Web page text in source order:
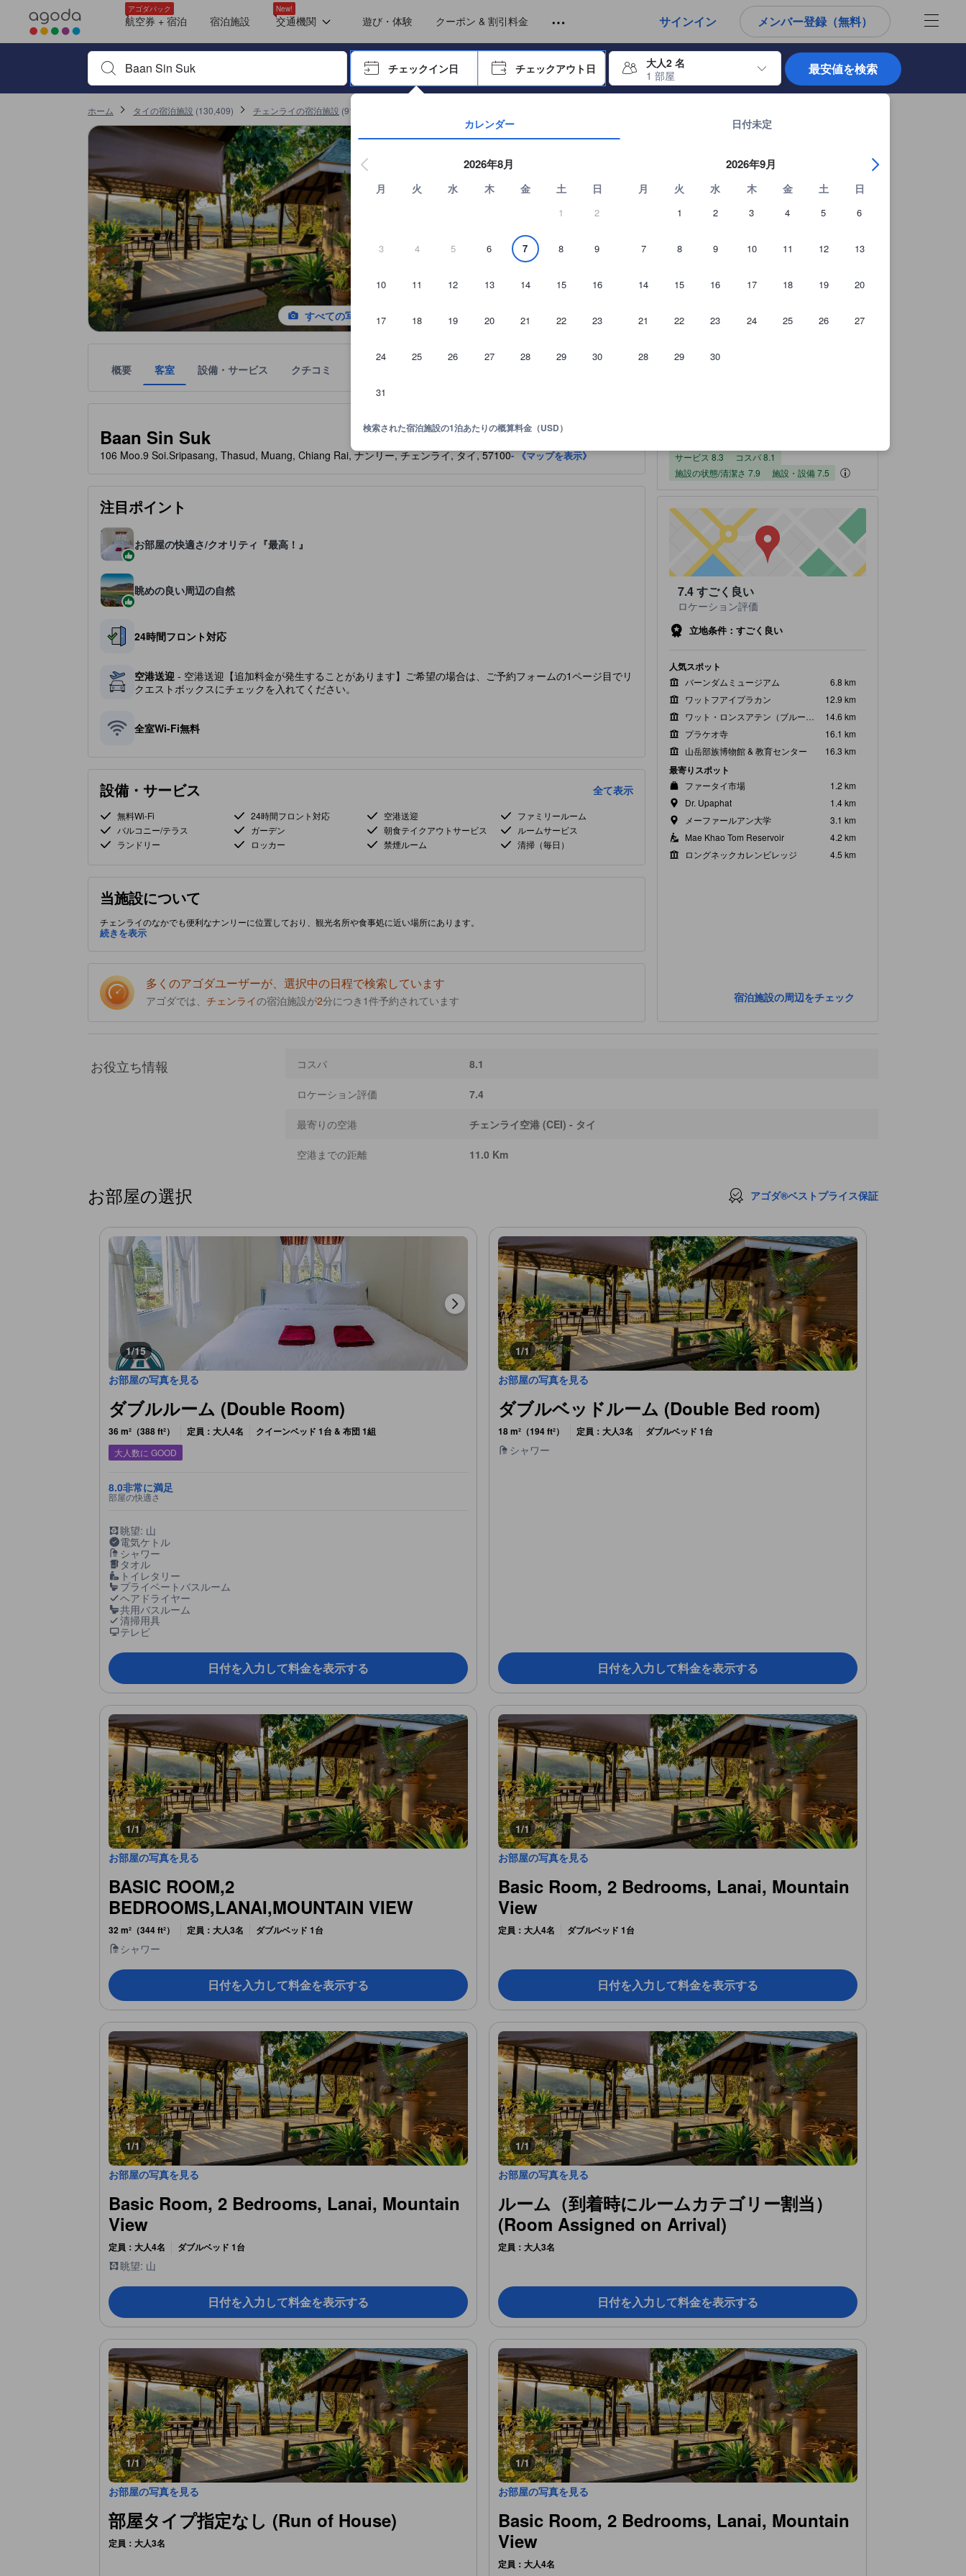
アゴダパック
航空券 + 宿泊 宿泊施設
New!
交通機関 遊び・体験 クーポン & 割引料金 サインイン メンバー登録（無料）
宿泊施設名やキーワードを入力し、矢印キーやタブキーで進み、エンターキーを押して内容を確定して、検索します。
チェックイン日 チェックアウト日
大人2 名
1 部屋
エンターキーを押して日付選択画面の操作を開始します。方向キーを使用して、チェックイン日とチェックアウト日を移動します。エンターキ
カレンダー 日付未定
2026年8月
月 火 水 木 金 土 日
1 2
3 4 5 6 7 8 9
10 11 12 13 14 15 16
17 18 19 20 21 22 23
24 25 26 27 28 29 30
31
2026年9月
月 火 水 木 金 土 日
1 2 3 4 5 6
7 8 9 10 11 12 13
14 15 16 17 18 19 20
21 22 23 24 25 26 27
28 29 30
検索された宿泊施設の1泊あたりの概算料金（USD）
最安値を検索
ホーム タイの宿泊施設 (130,409) チェンライの宿泊施設 (914
すべての写真を見る
概要 客室 設備・サービス クチコミ
Baan Sin Suk
106 Moo.9 Soi.Sripasang, Thasud, Muang, Chiang Rai, ナンリー, チェンライ, タイ, 57100- 《マップを表示》
注目ポイント
お部屋の快適さ/クオリティ『最高！』
眺めの良い周辺の自然
24時間フロント対応
空港送迎 - 空港送迎【追加料金が発生することがあります】ご希望の場合は、ご予約フォームの1ページ目でリ
クエストボックスにチェックを入れてください。
全室Wi-Fi無料
設備・サービス 全て表示
無料Wi-Fi 24時間フロント対応 空港送迎
ファミリールーム
バルコニー/テラス
ガーデン 朝食テイクアウトサービス
ルームサービス
ランドリー
ロッカー 禁煙ルーム 清掃（毎日）
当施設について
チェンライのなかでも便利なナンリーに位置しており、観光名所や食事処に近い場所にあります。
続きを表示
多くのアゴダユーザーが、選択中の日程で検索しています
アゴダでは、 チェンライの宿泊施設が2分につき1件予約されています
サービス 8.3
コスパ 8.1
施設の状態/清潔さ 7.9
施設・設備 7.5
7.4すごく良い
ロケーション評価
立地条件：すごく良い
人気スポット
バーンダムミュージアム
6.8 km
ワットフアイプラカン
12.9 km
ワット・ロンスアテン（ブルーテンプル）
14.6 km
プラケオ寺
16.1 km
山岳部族博物館 & 教育センター
16.3 km
最寄りスポット
ファータイ市場
1.2 km
Dr. Upaphat
1.4 km
メーファールアン大学
3.1 km
Mae Khao Tom Reservoir
4.2 km
ロングネックカレンビレッジ
4.5 km
宿泊施設の周辺をチェック
お役立ち情報 コスパ 8.1
ロケーション評価 7.4
最寄りの空港 チェンライ空港 (CEI) - タイ
空港までの距離 11.0 Km
お部屋の選択 アゴダ®ベストプライス保証
1/15
お部屋の写真を見る
ダブルルーム (Double Room)
ダブルルーム (Double Room)
36 m²（388 ft²） 定員：大人4名 クイーンベッド 1台 & 布団 1組
大人数に GOOD
8.0非常に満足
部屋の快適さ
眺望: 山
電気ケトル
シャワー
タオル
トイレタリー
プライベートバスルーム
プライベートバスルーム
ヘアドライヤー
共用バスルーム
清掃用具
テレビ
日付を入力して料金を表示する
1/1
お部屋の写真を見る
ダブルベッドルーム (Double Bed room)
ダブルベッドルーム (Double Bed room)
18 m²（194 ft²） 定員：大人3名 ダブルベッド 1台
シャワー
日付を入力して料金を表示する
1/1
お部屋の写真を見る
BASIC ROOM,2
BEDROOMS,LANAI,MOUNTAIN VIEW
BASIC ROOM,2 BEDROOMS,LANAI,MOUNTAIN VIEW
32 m²（344 ft²） 定員：大人3名 ダブルベッド 1台
シャワー
日付を入力して料金を表示する
1/1
お部屋の写真を見る
Basic Room, 2 Bedrooms, Lanai, Mountain
View
Basic Room, 2 Bedrooms, Lanai, Mountain View
定員：大人4名 ダブルベッド 1台
日付を入力して料金を表示する
1/1
お部屋の写真を見る
Basic Room, 2 Bedrooms, Lanai, Mountain
View
Basic Room, 2 Bedrooms, Lanai, Mountain View
定員：大人4名 ダブルベッド 1台
眺望: 山
日付を入力して料金を表示する
1/1
お部屋の写真を見る
ルーム（到着時にルームカテゴリー割当）
(Room Assigned on Arrival)
ルーム（到着時にルームカテゴリー割当） (Room Assigned on Arrival)
定員：大人3名
日付を入力して料金を表示する
1/1
お部屋の写真を見る
部屋タイプ指定なし (Run of House)
部屋タイプ指定なし (Run of House)
定員：大人3名
1/1
お部屋の写真を見る
Basic Room, 2 Bedrooms, Lanai, Mountain
View
Basic Room, 2 Bedrooms, Lanai, Mountain View
定員：大人4名
ダブルルーム (Double Room)
ルーム（到着時にルームカテゴリー割当） (Room Assigned on Arrival)
アゴダに掲載されているクチコミは実際に予約をし、宿泊を終えたゲストから提供されています。実際の経験に基づいた内容であるため、これから宿泊選びをされるユーザーにとっても参考となる信頼できる情報
＜NEW＞クチコミ評価の傾向
この宿泊施設へ寄せられた直近10件のクチコミ
9.6 5.2 10 10 10 9.2
サービススコア 10点満点中8.3点
コスパスコア 10点満点中8.1点 チェンライにおける高スコア
施設の状態/清潔さスコア 10点満点中7.9点
施設・設備スコア 10点満点中7.5点
ロケーションスコア 10点満点中7.4点
Mentioned in 3 reviews
100% Positive
Mentioned in 2 reviews
50% Positive
Mentioned in 2 reviews
100% Positive
Mentioned in 2 reviews
100% Positive
Mentioned in 1 reviews
100% Unfavourable
Mentioned in 1 reviews
100% Positive
Mentioned in 1 reviews
100% Positive
Mentioned in 1 reviews
100% Positive
Mentioned in 1 reviews
100% Positive
Mentioned in 1 reviews
100% Positive
移動先はクチコミページ 1
移動先はクチコミページ 1